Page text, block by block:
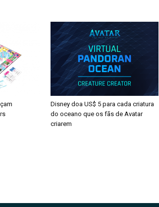
Disney doa US$ 5 para cada criatura
do oceano que os fãs de Avatar
criarem